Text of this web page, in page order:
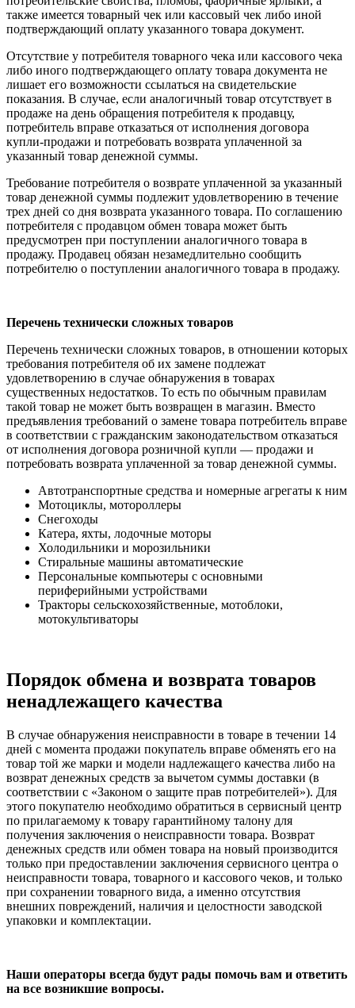
также имеется товарный чек или кассовый чек либо иной
подтверждающий оплату указанного товара документ.
Отсутствие у потребителя товарного чека или кассового чека
либо иного подтверждающего оплату товара документа не
лишает его возможности ссылаться на свидетельские
показания. В случае, если аналогичный товар отсутствует в
продаже на день обращения потребителя к продавцу,
потребитель вправе отказаться от исполнения договора
купли-продажи и потребовать возврата уплаченной за
указанный товар денежной суммы.
Требование потребителя о возврате уплаченной за указанный
товар денежной суммы подлежит удовлетворению в течение
трех дней со дня возврата указанного товара. По соглашению
потребителя с продавцом обмен товара может быть
предусмотрен при поступлении аналогичного товара в
продажу. Продавец обязан незамедлительно сообщить
потребителю о поступлении аналогичного товара в продажу.
Перечень технически сложных товаров
Перечень технически сложных товаров, в отношении которых
требования потребителя об их замене подлежат
удовлетворению в случае обнаружения в товарах
существенных недостатков. То есть по обычным правилам
такой товар не может быть возвращен в магазин. Вместо
предъявления требований о замене товара потребитель вправе
в соответствии с гражданским законодательством отказаться
от исполнения договора розничной купли — продажи и
потребовать возврата уплаченной за товар денежной суммы.
Автотранспортные средства и номерные агрегаты к ним
Мотоциклы, мотороллеры
Снегоходы
Катера, яхты, лодочные моторы
Холодильники и морозильники
Стиральные машины автоматические
Персональные компьютеры с основными
периферийными устройствами
Тракторы сельскохозяйственные, мотоблоки,
мотокультиваторы
Порядок обмена и возврата товаров
ненадлежащего качества
В случае обнаружения неисправности в товаре в течении 14
дней с момента продажи покупатель вправе обменять его на
товар той же марки и модели надлежащего качества либо на
возврат денежных средств за вычетом суммы доставки (в
соответствии с «Законом о защите прав потребителей»). Для
этого покупателю необходимо обратиться в сервисный центр
по прилагаемому к товару гарантийному талону для
получения заключения о неисправности товара. Возврат
денежных средств или обмен товара на новый производится
только при предоставлении заключения сервисного центра о
неисправности товара, товарного и кассового чеков, и только
при сохранении товарного вида, а именно отсутствия
внешних повреждений, наличия и целостности заводской
упаковки и комплектации.
Наши операторы всегда будут рады помочь вам и ответить
на все возникшие вопросы.